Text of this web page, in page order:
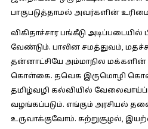
பாகுபடுத்தாமல் அவர்களின்
விகிதாச்சார பங்கீடு அடிப்படையில்
வேண்டும். பாலின சமத்துவம்,
தன்னாட்சியே அம்மாநில
கொள்கை. தவெக இருமொழி
தமிழ்வழி கல்வியில்
வழங்கப்படும். எங்கும் அரசியல்
உருவாக்குவோம். சுற்றுசூழல்,